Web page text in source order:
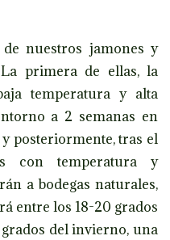
nuestros jamones y
primera de ellas, la
temperatura y alta
a 2 semanas en
posteriormente, tras el
con temperatura y
a bodegas naturales,
entre los 18-20 grados
del invierno, una